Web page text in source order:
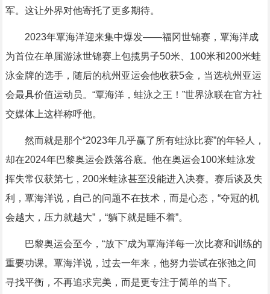
军。这让外界对他寄托了更多期待。
2023年覃海洋迎来集中爆发——福冈世锦赛，覃海洋成
为首位在单届游泳世锦赛上包揽男子50米、100米和200米蛙
泳金牌的选手，随后的杭州亚运会他收获5金，当选杭州亚运
会最具价值运动员。“覃海洋，蛙泳之王！”世界泳联在官方社
交媒体上这样称呼他。
然而就是那个“2023年几乎赢了所有蛙泳比赛”的年轻人，
却在2024年巴黎奥运会跌落谷底。他在奥运会100米蛙泳发
挥失常仅获第七，200米蛙泳甚至没能进入决赛。赛后谈及失
利，覃海洋说，自己的问题不在技术，而是心态，“夺冠的机
会越大，压力就越大”，“躺下就是睡不着”。
巴黎奥运会至今，“放下”成为覃海洋每一次比赛和训练的
重要功课。覃海洋说，过去一年来，他努力尝试在张弛之间
寻找平衡，不再追求完美，而是更专注于简单的当下。